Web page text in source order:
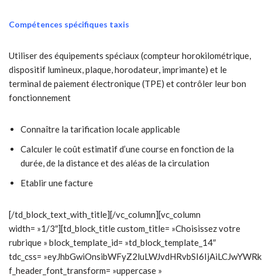
Compétences spécifiques taxis
Utiliser des équipements spéciaux (compteur horokilométrique,
dispositif lumineux, plaque, horodateur, imprimante) et le
terminal de paiement électronique (TPE) et contrôler leur bon
fonctionnement
Connaître la tarification locale applicable
Calculer le coût estimatif d’une course en fonction de la
durée, de la distance et des aléas de la circulation
Etablir une facture
[/td_block_text_with_title][/vc_column][vc_column
width= »1/3″][td_block_title custom_title= »Choisissez votre
rubrique » block_template_id= »td_block_template_14″
tdc_css=
f_header_font_transform= »uppercase »